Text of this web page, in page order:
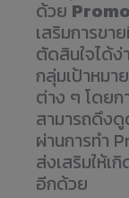
ด้วย
เสริมการขา
ตัดสินใจได้ง่
กลุ่มเป้าหมา
ต่าง ๆ โดย
สามารถดึงดู
ผ่านการทำ
ส่งเสริมให้เ
อีกด้วย